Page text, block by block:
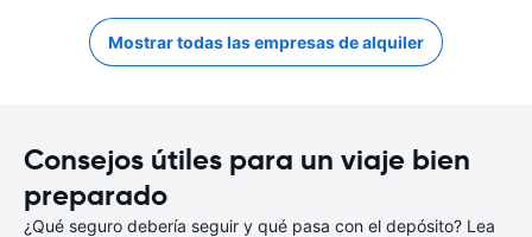
Mostrar todas las empresas de alquiler
Consejos útiles para un viaje bien
preparado
¿Qué seguro debería seguir y qué pasa con el depósito? Lea